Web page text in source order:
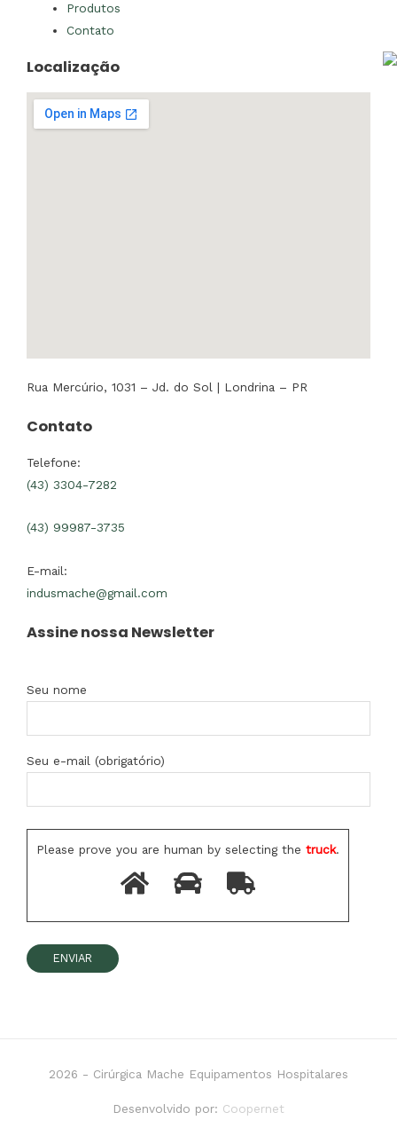
Produtos
Contato
Localização
Rua Mercúrio, 1031 – Jd. do Sol | Londrina – PR
Contato
Telefone:
(43) 3304-7282
(43) 99987-3735
E-mail:
indusmache@gmail.com
Assine nossa Newsletter
Seu nome
Seu e-mail (obrigatório)
Please prove you are human by selecting the truck.
2026 - Cirúrgica Mache Equipamentos Hospitalares
Desenvolvido por: Coopernet